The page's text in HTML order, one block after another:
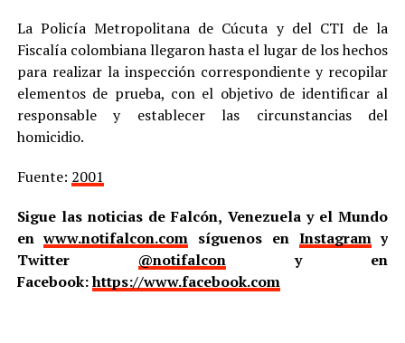
La Policía Metropolitana de Cúcuta y del CTI de la
Fiscalía colombiana llegaron hasta el lugar de los hechos
para realizar la inspección correspondiente y recopilar
elementos de prueba, con el objetivo de identificar al
responsable y establecer las circunstancias del
homicidio.
Fuente: 2001
Sigue las noticias de Falcón, Venezuela y el Mundo
enwww.notifalcon.com síguenos en Instagramy
Twitter @notifalcony en
Facebook:https://www.facebook.com